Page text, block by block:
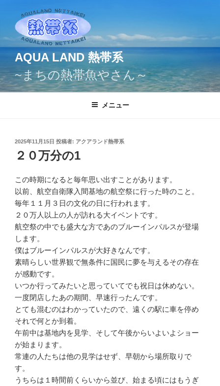
ン
ス
キ
AQUA LAND 熱帯系
~まちの熱帯魚やさん～
メニュー
投
稿
日:
2025年11月15日 投稿者: アクアランド熱帯系
２０万分の1
この時期になると毎年思い出すことがあります。
以前、航空自衛隊入間基地の航空祭に行った時のこと。
毎年１１月３日の文化の日に行われます。
２０万人以上の人が訪れる大イベントです。
航空祭の中でも盛大な方であのブルーインパルスが登場
します。
僕はブルーインパルスが大好きなんです。
素晴らしい世界観で無条件に国民に夢を与えるその存在
が感動です。
いつか行ってみたいと思っていてでも祝日は休めない。
一度閉店したあの期間、早速行ったんです。
とても混むのはわかっていたので、遠くの駅に車を停め
それで何とか到着。
午前中は基地内を見学、そして午後からいよいよショー
が始まります。
常連の人たちは他の見学はせず、早朝から場所取りで
す。
うちらは１時間前くらいから並び、始まる頃にはもうぎ